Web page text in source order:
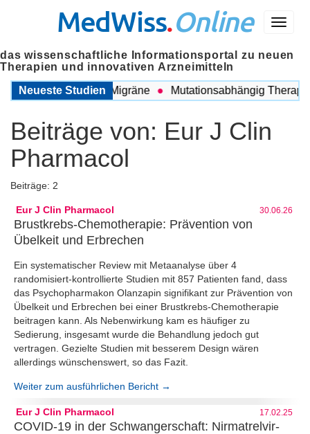
Menü
MedWiss.Online
das wissenschaftliche Informationsportal zu neuen
Therapien und innovativen Arzneimitteln
Neueste Studien
COPD und Migräne Mutationsabhängig Therapie
Beiträge von: Eur J Clin
Pharmacol
Beiträge: 2
Eur J Clin Pharmacol 30.06.26
Brustkrebs-Chemotherapie: Prävention von
Übelkeit und Erbrechen
Ein systematischer Review mit Metaanalyse über 4
randomisiert-kontrollierte Studien mit 857 Patienten fand, dass
das Psychopharmakon Olanzapin signifikant zur Prävention von
Übelkeit und Erbrechen bei einer Brustkrebs-Chemotherapie
beitragen kann. Als Nebenwirkung kam es häufiger zu
Sedierung, insgesamt wurde die Behandlung jedoch gut
vertragen. Gezielte Studien mit besserem Design wären
allerdings wünschenswert, so das Fazit.
Weiter zum ausführlichen Bericht →
Eur J Clin Pharmacol 17.02.25
COVID-19 in der Schwangerschaft: Nirmatrelvir-